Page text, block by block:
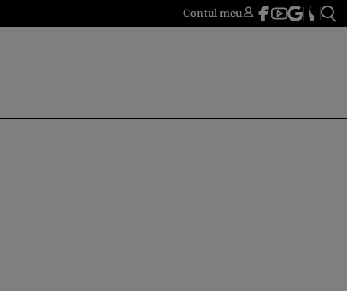
Contul meu